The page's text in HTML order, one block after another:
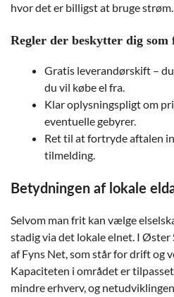
hvor det er billigst at bruge strøm.
Regler der beskytter dig
Gratis leverandørskift –
du vil købe el fra.
Klar oplysningspligt om
eventuelle gebyrer.
Ret til at fortryde aftalen
tilmelding.
Betydningen af lokale
Selvom man frit kan vælge
stadig via det lokale elnet. I
af Fyns Net, som står for drift og
Kapaciteten i området er
mindre erhverv, og